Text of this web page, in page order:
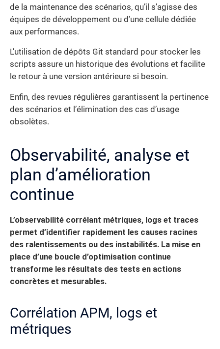
de la maintenance des scénarios, qu’il s’agisse des
équipes de développement ou d’une cellule dédiée
aux performances.
L’utilisation de dépôts Git standard pour stocker les
scripts assure un historique des évolutions et facilite
le retour à une version antérieure si besoin.
Enfin, des revues régulières garantissent la pertinence
des scénarios et l’élimination des cas d’usage
obsolètes.
Observabilité, analyse et
plan d’amélioration
continue
L’observabilité corrélant métriques, logs et traces
permet d’identifier rapidement les causes racines
des ralentissements ou des instabilités. La mise en
place d’une boucle d’optimisation continue
transforme les résultats des tests en actions
concrètes et mesurables.
Corrélation APM, logs et
métriques